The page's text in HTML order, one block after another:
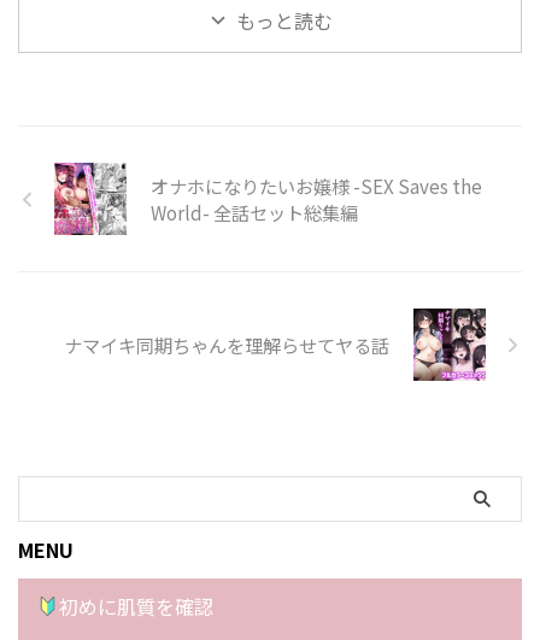
もっと読む
オナホになりたいお嬢様 -SEX Saves the
World- 全話セット総集編
ナマイキ同期ちゃんを理解らせてヤる話
MENU
初めに肌質を確認